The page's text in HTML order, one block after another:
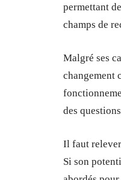
permettant
champs de
Malgré ses
changement
des
Il faut
Si son